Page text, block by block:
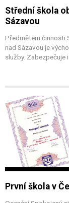
Střední škola
Sázavou
Předmětem činnosti
nad Sázavou je
služby. Zabezpečuje
První škola v